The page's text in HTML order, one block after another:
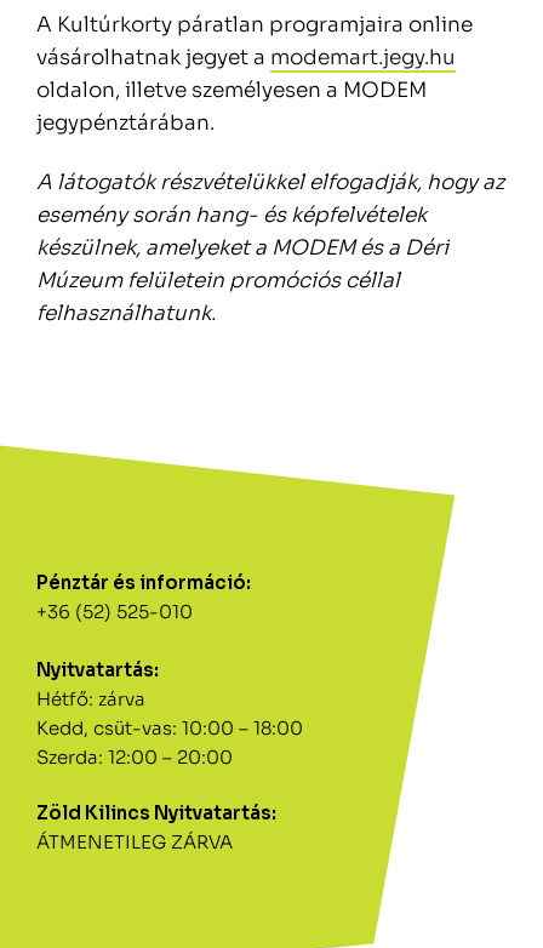
Pénztár és információ:
+36 (52) 525-010
Nyitvatartás:
Hétfő: zárva
Kedd, csüt-vas: 10:00 – 18:00
Szerda: 12:00 – 20:00
Zöld Kilincs Nyitvatartás:
ÁTMENETILEG ZÁRVA
A Kultúrkorty páratlan programjaira online
vásárolhatnak jegyet a modemart.jegy.hu
oldalon, illetve személyesen a MODEM
jegypénztárában.
A látogatók részvételükkel elfogadják, hogy az
esemény során hang- és képfelvételek
készülnek, amelyeket a MODEM és a Déri
Múzeum felületein promóciós céllal
felhasználhatunk.